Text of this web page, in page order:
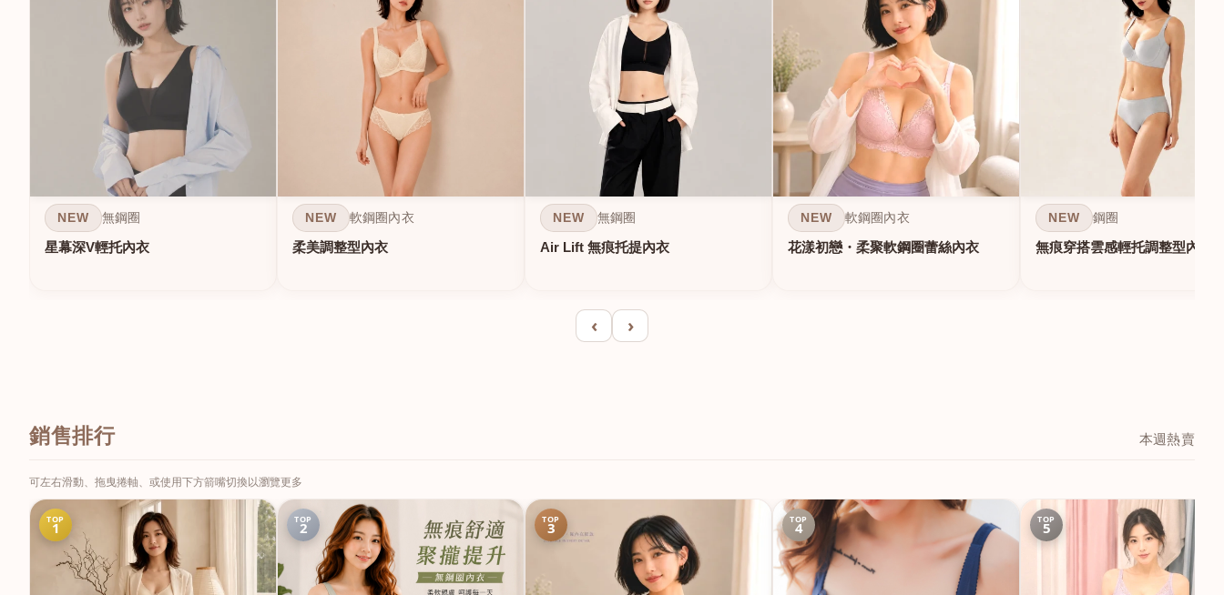
NEW 無鋼圈
星幕深V輕托內衣
NEW 軟鋼圈內衣
柔美調整型內衣
NEW 無鋼圈
Air Lift 無痕托提內衣
NEW 軟鋼圈內衣
花漾初戀・柔聚軟鋼圈蕾絲內衣
NEW 鋼圈
無痕穿搭雲感輕托調整型內衣
‹ ›
銷售排行 本週熱賣
可左右滑動、拖曳捲軸、或使用下方箭嘴切換以瀏覽更多
TOP
1 TOP
2 TOP
3 TOP
4 TOP
5